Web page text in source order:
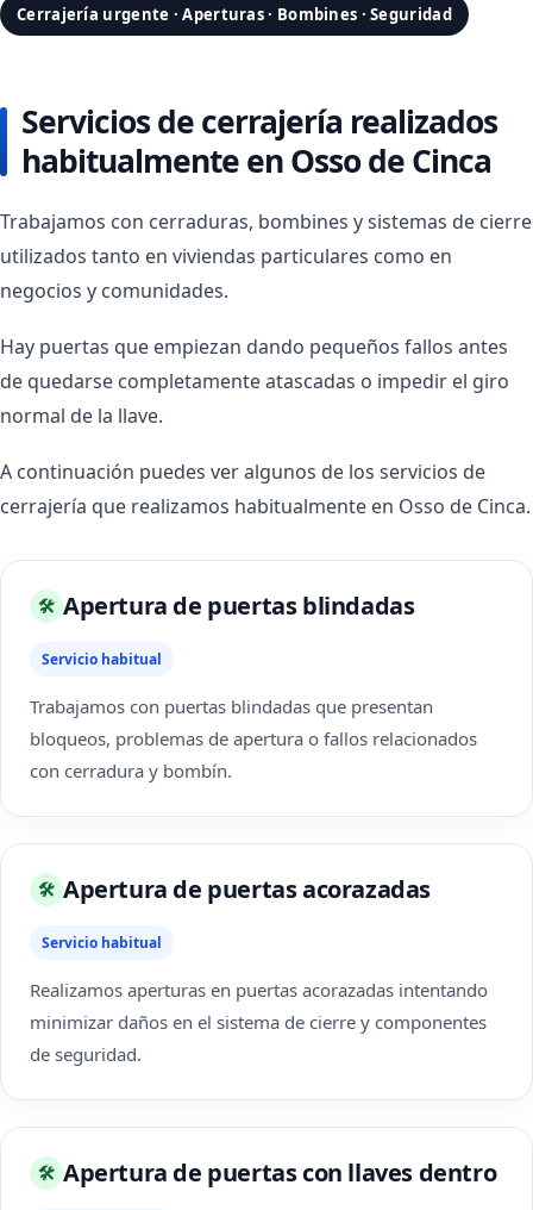
Cerrajería urgente · Aperturas · Bombines · Seguridad
Servicios de cerrajería realizados
habitualmente en Osso de Cinca
Trabajamos con cerraduras, bombines y sistemas de cierre
utilizados tanto en viviendas particulares como en
negocios y comunidades.
Hay puertas que empiezan dando pequeños fallos antes
de quedarse completamente atascadas o impedir el giro
normal de la llave.
A continuación puedes ver algunos de los servicios de
cerrajería que realizamos habitualmente en Osso de Cinca.
🛠 Apertura de puertas blindadas
Servicio habitual
Trabajamos con puertas blindadas que presentan
bloqueos, problemas de apertura o fallos relacionados
con cerradura y bombín.
🛠 Apertura de puertas acorazadas
Servicio habitual
Realizamos aperturas en puertas acorazadas intentando
minimizar daños en el sistema de cierre y componentes
de seguridad.
🛠 Apertura de puertas con llaves dentro